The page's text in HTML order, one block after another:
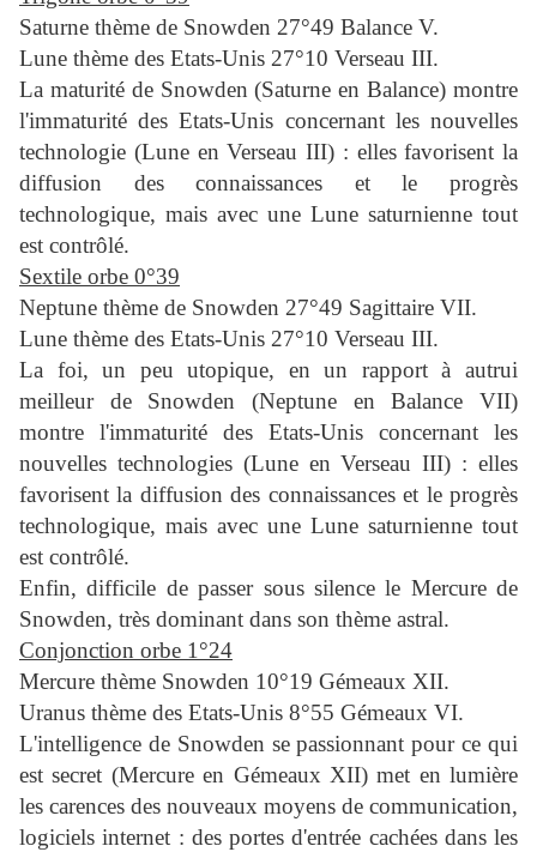
Saturne thème de Snowden 27°49 Balance V.
Lune thème des Etats-Unis 27°10 Verseau III.
La maturité de Snowden (Saturne en Balance) montre
l'immaturité des Etats-Unis concernant les nouvelles
technologie (Lune en Verseau III) : elles favorisent la
diffusion des connaissances et le progrès
technologique, mais avec une Lune saturnienne tout
est contrôlé.
Sextile orbe 0°39
Neptune thème de Snowden 27°49 Sagittaire VII.
Lune thème des Etats-Unis 27°10 Verseau III.
La foi, un peu utopique, en un rapport à autrui
meilleur de Snowden (Neptune en Balance VII)
montre l'immaturité des Etats-Unis concernant les
nouvelles technologies (Lune en Verseau III) : elles
favorisent la diffusion des connaissances et le progrès
technologique, mais avec une Lune saturnienne tout
est contrôlé.
Enfin, difficile de passer sous silence le Mercure de
Snowden, très dominant dans son thème astral.
Conjonction orbe 1°24
Mercure thème Snowden 10°19 Gémeaux XII.
Uranus thème des Etats-Unis 8°55 Gémeaux VI.
L'intelligence de Snowden se passionnant pour ce qui
est secret (Mercure en Gémeaux XII) met en lumière
les carences des nouveaux moyens de communication,
logiciels internet : des portes d'entrée cachées dans les